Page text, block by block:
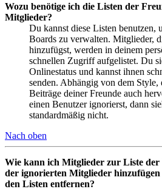
Wozu benötige ich die Listen der
Mitglieder?
Du kannst diese Listen benutzen,
Boards zu verwalten. Mitglieder,
hinzufügst, werden in deinem
schnellen Zugriff aufgelistet. Du
Onlinestatus und kannst ihnen
senden. Abhängig von dem Style,
Beiträge deiner Freunde auch
einen Benutzer ignorierst, dann
standardmäßig nicht.
Nach oben
Wie kann ich Mitglieder zur Liste
der ignorierten Mitglieder hinzufügen
den Listen entfernen?